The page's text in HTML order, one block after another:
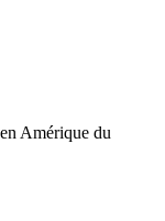
Amérique du